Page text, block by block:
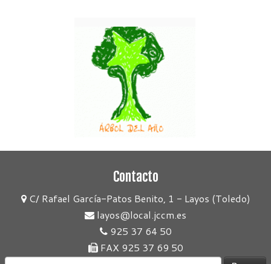
Contacto
C/ Rafael García-Patos Benito, 1 - Layos (Toledo)
layos@local.jccm.es
925 37 64 50
FAX 925 37 69 50